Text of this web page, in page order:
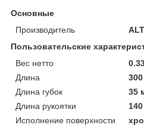
Основные
Производитель
Пользовательские
Вес нетто
Длина
Длина губок
35
Длина рукоятки
Исполнение поверхности